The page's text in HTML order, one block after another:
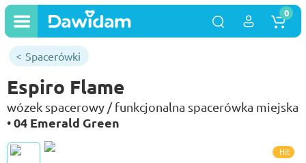
0
Spacerówki
Espiro Flame
wózek spacerowy / funkcjonalna spacerówka miejska
•04 Emerald Green
Hit